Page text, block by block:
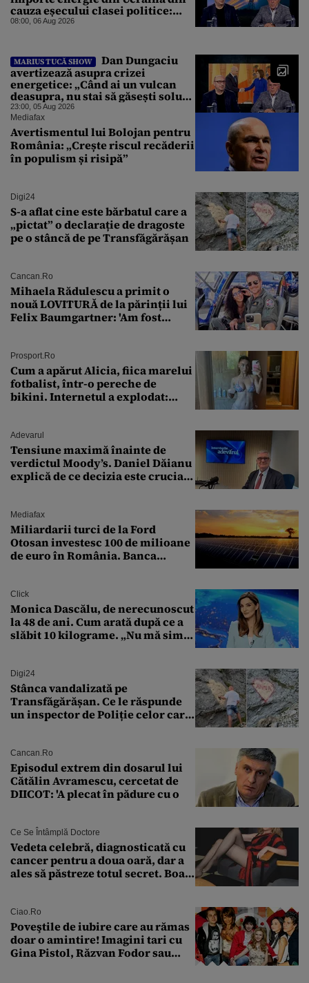
cauza eșecului clasei politice:
Este bilanțul politic al ultimilor
08:00, 06 Aug 2026
MARIUS TUCĂ SHOW
Dan Dungaciu
avertizează asupra crizei
energetice: „Când ai un vulcan
deasupra, nu stai să găsești soluții
cu leucoplast”
23:00, 05 Aug 2026
Mediafax
Avertismentul lui Bolojan pentru
România: „Crește riscul recăderii
în populism și risipă”
Digi24
S-a aflat cine este bărbatul care a
„pictat” o declarație de dragoste
pe o stâncă de pe Transfăgărășan
Cancan.ro
Mihaela Rădulescu a primit o
nouă LOVITURĂ de la părinții lui
Felix Baumgartner: 'Am fost
Prosport.ro
Cum a apărut Alicia, fiica marelui
fotbalist, într-o pereche de
bikini. Internetul a explodat:
Adevarul
Tensiune maximă înainte de
verdictul Moody’s. Daniel Dăianu
explică de ce decizia este crucială
Mediafax
Miliardarii turci de la Ford
Otosan investesc 100 de milioane
de euro în România. Banca
Click
Monica Dascălu, de nerecunoscut
la 48 de ani. Cum arată după ce a
slăbit 10 kilograme. „Nu mă simt
Digi24
Stânca vandalizată pe
Transfăgărășan. Ce le răspunde
un inspector de Poliție celor care
Cancan.ro
Episodul extrem din dosarul lui
Cătălin Avramescu, cercetat de
DIICOT: 'A plecat în pădure cu o
Ce Se Întâmplă Doctore
Vedeta celebră, diagnosticată cu
cancer pentru a doua oară, dar a
ales să păstreze totul secret. Boala
Ciao.ro
Poveştile de iubire care au rămas
doar o amintire! Imagini tari cu
Gina Pistol, Răzvan Fodor sau